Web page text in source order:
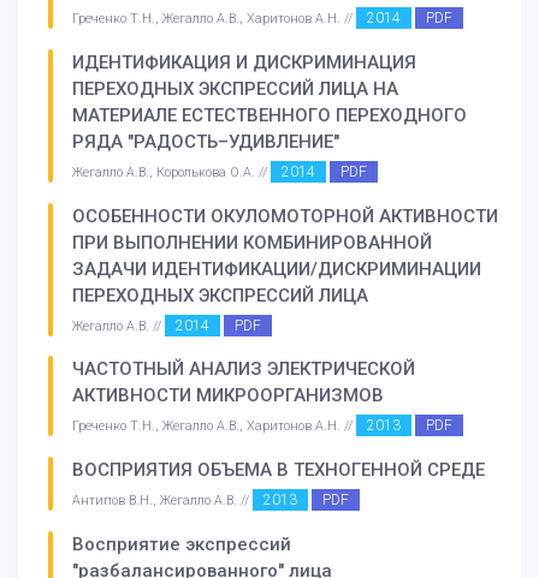
Греченко Т.Н., Жегалло А.В., Харитонов А.Н. // 2014 PDF
ИДЕНТИФИКАЦИЯ И ДИСКРИМИНАЦИЯ
ПЕРЕХОДНЫХ ЭКСПРЕССИЙ ЛИЦА НА
МАТЕРИАЛЕ ЕСТЕСТВЕННОГО ПЕРЕХОДНОГО
РЯДА "РАДОСТЬ–УДИВЛЕНИЕ"
Жегалло А.В., Королькова О.А. // 2014 PDF
ОСОБЕННОСТИ ОКУЛОМОТОРНОЙ АКТИВНОСТИ
ПРИ ВЫПОЛНЕНИИ КОМБИНИРОВАННОЙ
ЗАДАЧИ ИДЕНТИФИКАЦИИ/ДИСКРИМИНАЦИИ
ПЕРЕХОДНЫХ ЭКСПРЕССИЙ ЛИЦА
Жегалло А.В. // 2014 PDF
ЧАСТОТНЫЙ АНАЛИЗ ЭЛЕКТРИЧЕСКОЙ
АКТИВНОСТИ МИКРООРГАНИЗМОВ
Греченко Т.Н., Жегалло А.В., Харитонов А.Н. // 2013 PDF
ВОСПРИЯТИЯ ОБЪЕМА В ТЕХНОГЕННОЙ СРЕДЕ
Антипов В.Н., Жегалло А.В. // 2013 PDF
Восприятие экспрессий
"разбалансированного" лица